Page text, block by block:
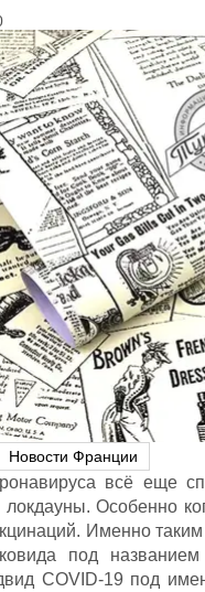
Новости Франции
всё еще
Особенно
Именно
под
COVID-19 под